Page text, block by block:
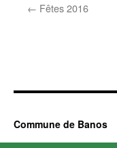
← Fêtes 2016
Commune de Banos